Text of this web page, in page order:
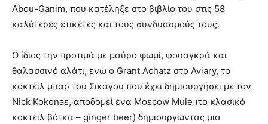
Abou-Ganim, που κατέληξε στο βιβλίο του στις 58
καλύτερες ετικέτες και τους συνδυασμούς τους.
Ο ίδιος την προτιμά με μαύρο ψωμί, φουαγκρά και
θαλασσινό αλάτι, ενώ ο Grant Achatz στο Aviary, το
κοκτέιλ μπαρ του Σικάγου που έχει δημιουργήσει με τον
Nick Kokonas, αποδομεί ένα Moscow Mule (το κλασικό
κοκτέιλ βότκα – ginger beer) δημιουργώντας μια